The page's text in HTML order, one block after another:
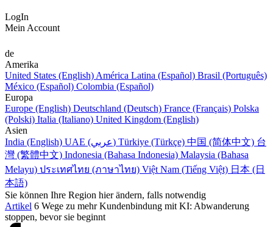
LogIn
Mein Account
de
Amerika
United States (English) América Latina (Español) Brasil (Português)
México (Español) Colombia (Español)
Europa
Europe (English) Deutschland (Deutsch) France (Français) Polska
(Polski) Italia (Italiano) United Kingdom (English)
Asien
India (English)
UAE (عربي) Türkiye (Türkçe) 中国 (简体中文) 台
灣 (繁體中文) Indonesia (Bahasa Indonesia) Malaysia (Bahasa
Melayu) ประเทศไทย (ภาษาไทย) Việt Nam (Tiếng Việt) 日本 (日
本語)
Sie können Ihre Region hier ändern, falls notwendig
Artikel 6 Wege zu mehr Kundenbindung mit KI: Abwanderung
stoppen, bevor sie beginnt